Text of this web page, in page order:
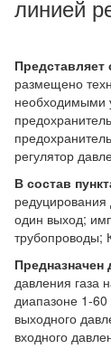
линией
Представляет
размещено
необходимыми
регулятор
В состав
один выход;
трубопроводы;
Предназначен
давления газа
диапазоне 1-
выходного
входного